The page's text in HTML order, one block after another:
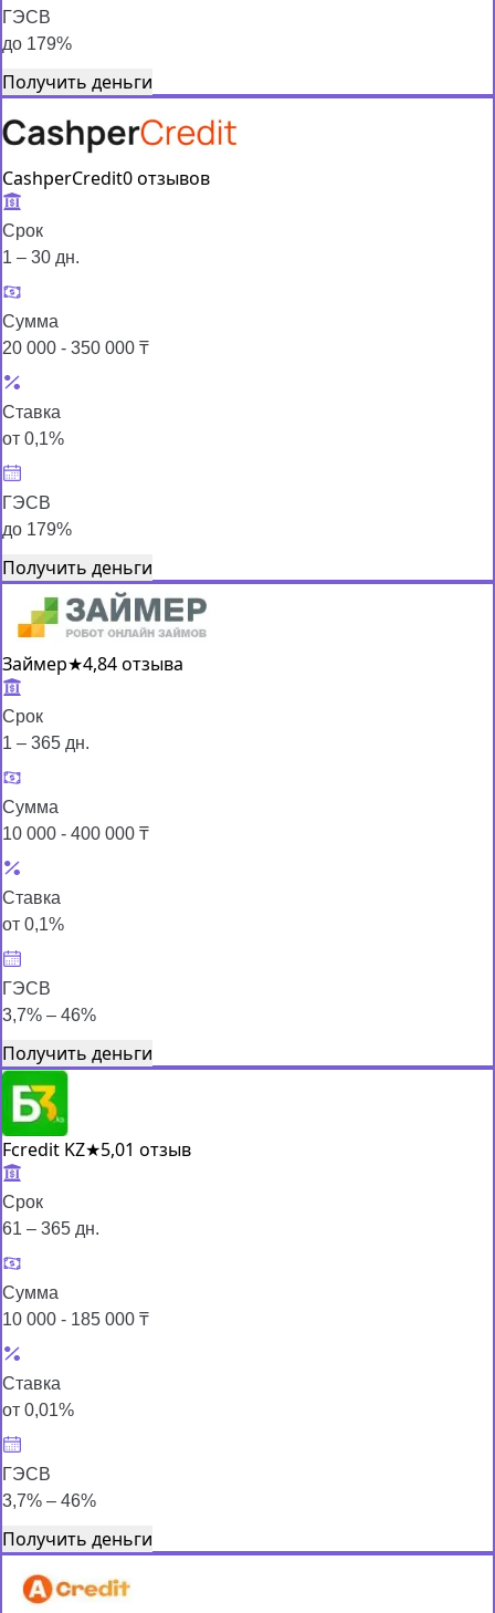
ГЭСВ
до 179%
Получить деньги
CashperCredit0 отзывов
Срок
1 – 30 дн.
Сумма
20 000 - 350 000 ₸
Ставка
от 0,1%
ГЭСВ
до 179%
Получить деньги
Займер★4,84 отзыва
Срок
1 – 365 дн.
Сумма
10 000 - 400 000 ₸
Ставка
от 0,1%
ГЭСВ
3,7% – 46%
Получить деньги
Fcredit KZ★5,01 отзыв
Срок
61 – 365 дн.
Сумма
10 000 - 185 000 ₸
Ставка
от 0,01%
ГЭСВ
3,7% – 46%
Получить деньги